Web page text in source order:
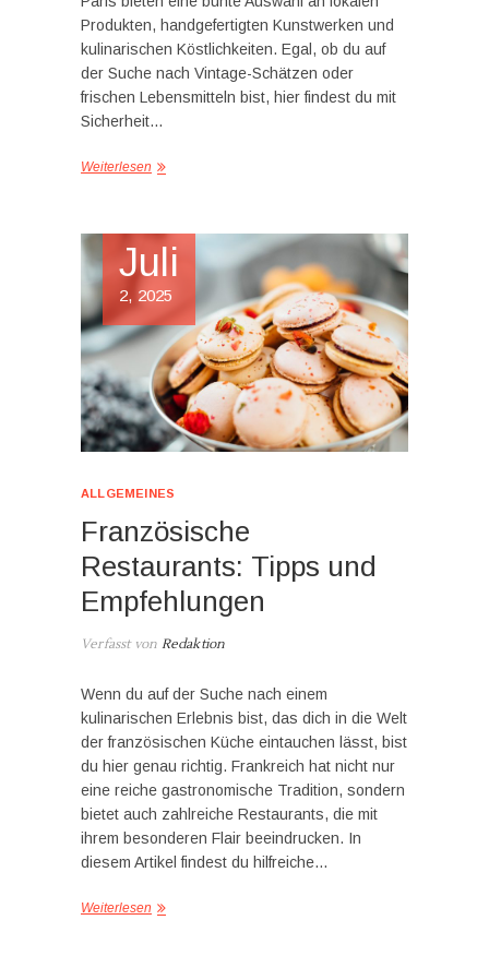
Produkten, handgefertigten Kunstwerken und
kulinarischen Köstlichkeiten. Egal, ob du auf
der Suche nach Vintage-Schätzen oder
frischen Lebensmitteln bist, hier findest du mit
Sicherheit…
Weiterlesen
Juli
2, 2025
ALLGEMEINES
Französische
Restaurants: Tipps und
Empfehlungen
Verfasst von Redaktion
Wenn du auf der Suche nach einem
kulinarischen Erlebnis bist, das dich in die Welt
der französischen Küche eintauchen lässt, bist
du hier genau richtig. Frankreich hat nicht nur
eine reiche gastronomische Tradition, sondern
bietet auch zahlreiche Restaurants, die mit
ihrem besonderen Flair beeindrucken. In
diesem Artikel findest du hilfreiche…
Weiterlesen